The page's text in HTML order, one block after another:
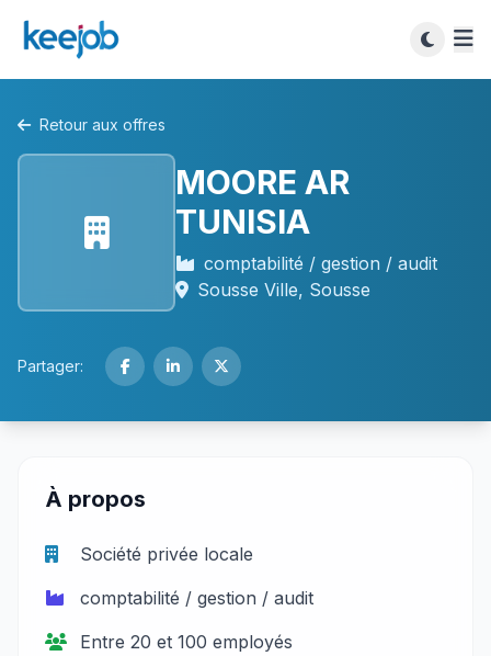
Retour aux offres
MOORE AR
TUNISIA
comptabilité / gestion / audit
Sousse Ville, Sousse
Partager:
À propos
Société privée locale
comptabilité / gestion / audit
Entre 20 et 100 employés